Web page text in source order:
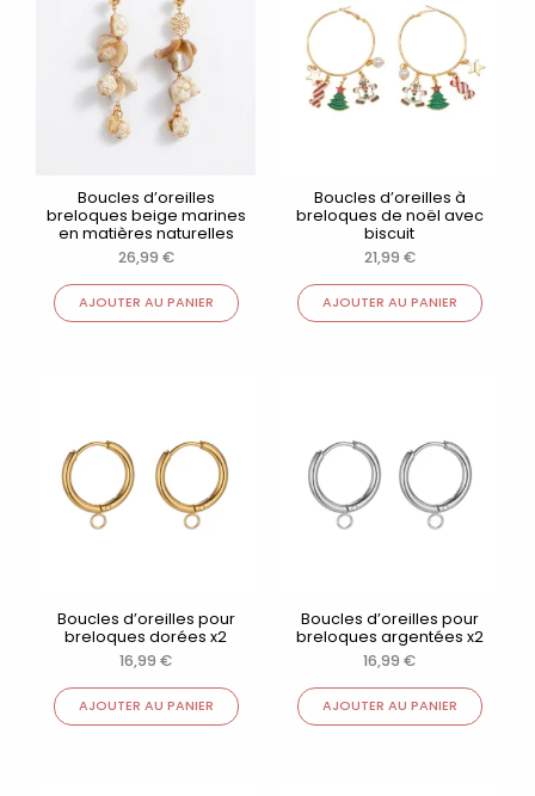
Boucles d’oreilles
breloques beige marines
en matières naturelles
26,99 €
AJOUTER AU PANIER
Boucles d’oreilles à
breloques de noël avec
biscuit
21,99 €
AJOUTER AU PANIER
Boucles d’oreilles pour
breloques dorées x2
16,99 €
AJOUTER AU PANIER
Boucles d’oreilles pour
breloques argentées x2
16,99 €
AJOUTER AU PANIER